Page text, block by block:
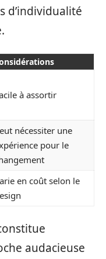
d’individualité
à assortir
nécessiter une
pour le
en coût selon le
audacieuse